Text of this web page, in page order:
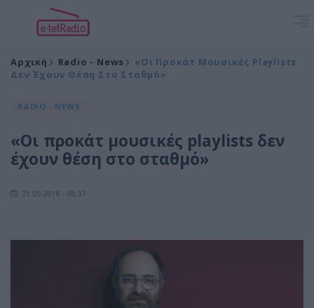
Αρχική Radio - News
«Οι Προκάτ Μουσικές Playlists
Δεν Έχουν Θέση Στο Σταθμό»
RADIO - NEWS
«Οι προκάτ μουσικές playlists δεν
έχουν θέση στο σταθμό»
21.05.2018 - 08:37